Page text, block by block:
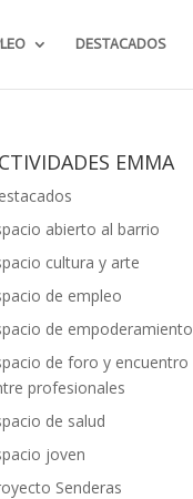
DESTACADOS
EMMA
abierto al barrio
cultura y arte
de empleo
de empoderamiento
de foro y encuentro
profesionales
de salud
joven
Senderas